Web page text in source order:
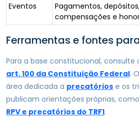
Eventos
Pagamentos,
compensações e
Ferramentas e fontes
Para a base constitucional, consulte
art. 100 da Constituição Federal.
área dedicada a precatórios e os
publicam orientações próprias,
RPV e precatórios do TRF1.